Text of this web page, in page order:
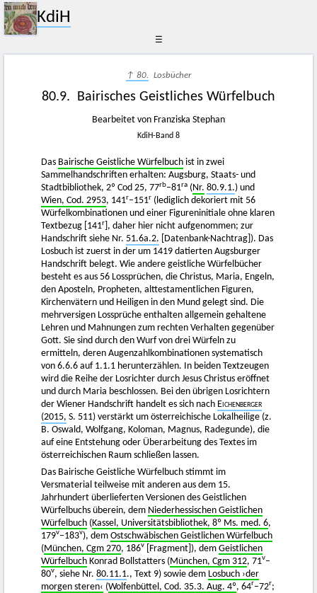
KdiH
☰
↑ 80. Losbücher
80.9. Bairisches Geistliches Würfelbuch
Bearbeitet von Franziska Stephan
KdiH-Band 8
Das Bairische Geistliche Würfelbuch ist in zwei
Sammelhandschriften erhalten: Augsburg, Staats- und
Stadtbibliothek, 2º Cod 25, 77rb–81ra (Nr. 80.9.1.) und
Wien, Cod. 2953, 141r–151r (lediglich dekoriert mit 56
Würfelkombinationen und einer Figureninitiale ohne klaren
Textbezug [141r ], daher hier nicht aufgenommen; zur
Handschrift siehe Nr. 51.6a.2. [Datenbank-Nachtrag]). Das
Losbuch ist zuerst in der um 1419 datierten Augsburger
Handschrift belegt. Wie andere geistliche Würfelbücher
besteht es aus 56 Lossprüchen, die Christus, Maria, Engeln,
den Aposteln, Propheten, alttestamentlichen Figuren,
Kirchenvätern und Heiligen in den Mund gelegt sind. Die
mehrversigen Lossprüche enthalten allgemein gehaltene
Lehren und Mahnungen zum rechten Verhalten gegenüber
Gott. Sie sind durch den Wurf von drei Würfeln zu
ermitteln, deren Augenzahlkombinationen systematisch
von 6.6.6 auf 1.1.1 herunterzählen. In beiden Textzeugen
wird die Reihe der Losrichter durch Jesus Christus eröffnet
und durch Maria beschlossen. Bei den übrigen Losrichtern
der Wiener Handschrift handelt es sich nach Eichenberger
(2015, S. 511) verstärkt um österreichische Lokalheilige (z.
B. Oswald, Wolfgang, Koloman, Magnus, Radegunde), die
auf eine Entstehung oder Überarbeitung des Textes im
österreichischen Raum schließen lassen.
Das Bairische Geistliche Würfelbuch stimmt im
Versmaterial teilweise mit anderen aus dem 15.
Jahrhundert überlieferten Versionen des Geistlichen
Würfelbuchs überein, dem Niederhessischen Geistlichen
Würfelbuch ( Kassel, Universitätsbibliothek, 8º Ms. med. 6,
179v–183v), dem Ostschwäbischen Geistlichen Würfelbuch
( München, Cgm 270, 186v [Fragment]), dem Geistlichen
Würfelbuch Konrad Bollstatters ( München, Cgm 312, 71v–
80v, siehe Nr. 80.11.1., Text 9) sowie dem Losbuch ›der
morgen steren‹ (Wolfenbüttel, Cod. 35.3. Aug. 4º, 64r–72r;